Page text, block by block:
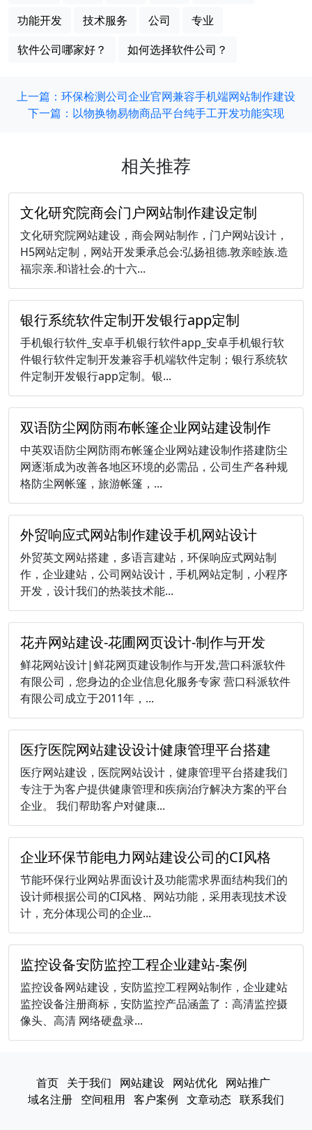
功能开发
技术服务 公司
专业
软件公司哪家好？
如何选择软件公司？
上一篇：环保检测公司企业官网兼容手机端网站制作建设
下一篇：以物换物易物商品平台纯手工开发功能实现
相关推荐
文化研究院商会门户网站制作建设定制
文化研究院网站建设，商会网站制作，门户网站设计，
H5网站定制，网站开发秉承总会:弘扬祖德.敦亲睦族.造
福宗亲.和谐社会.的十六...
银行系统软件定制开发银行app定制
手机银行软件_安卓手机银行软件app_安卓手机银行软
件银行软件定制开发兼容手机端软件定制；银行系统软
件定制开发银行app定制。银...
双语防尘网防雨布帐篷企业网站建设制作
中英双语防尘网防雨布帐篷企业网站建设制作搭建防尘
网逐渐成为改善各地区环境的必需品，公司生产各种规
格防尘网帐篷，旅游帐篷，...
外贸响应式网站制作建设手机网站设计
外贸英文网站搭建，多语言建站，环保响应式网站制
作，企业建站，公司网站设计，手机网站定制，小程序
开发，设计我们的热装技术能...
花卉网站建设-花圃网页设计-制作与开发
鲜花网站设计|鲜花网页建设制作与开发,营口科派软件
有限公司，您身边的企业信息化服务专家 营口科派软件
有限公司成立于2011年，...
医疗医院网站建设设计健康管理平台搭建
医疗网站建设，医院网站设计，健康管理平台搭建我们
专注于为客户提供健康管理和疾病治疗解决方案的平台
企业。 我们帮助客户对健康...
企业环保节能电力网站建设公司的CI风格
节能环保行业网站界面设计及功能需求界面结构我们的
设计师根据公司的CI风格、网站功能，采用表现技术设
计，充分体现公司的企业...
​监控设备安防监控工程企业建站-案例
​监控设备网站建设，安防监控工程网站制作，企业建站
监控设备注册商标，安防监控产品涵盖了：高清监控摄
像头、高清 网络硬盘录...
首页 关于我们 网站建设 网站优化 网站推广
域名注册 空间租用 客户案例 文章动态 联系我们